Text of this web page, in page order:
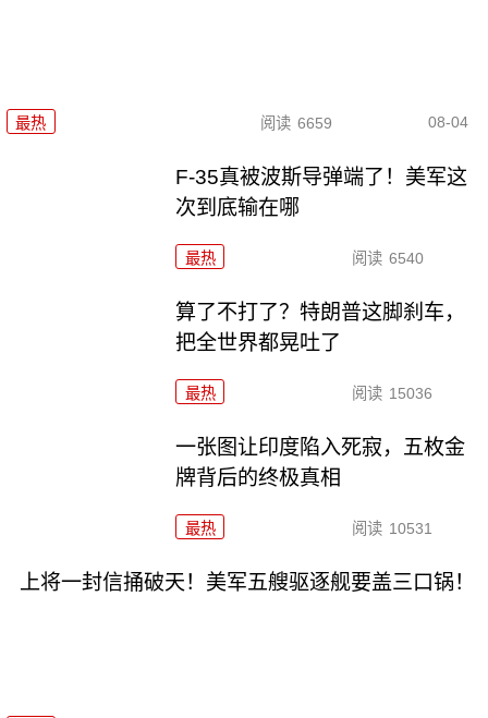
最热 阅读 6659 08-04
F-35真被波斯导弹端了！美军这
次到底输在哪
最热 阅读 6540
算了不打了？特朗普这脚刹车，
把全世界都晃吐了
最热 阅读 15036
一张图让印度陷入死寂，五枚金
牌背后的终极真相
最热 阅读 10531
上将一封信捅破天！美军五艘驱逐舰要盖三口锅！